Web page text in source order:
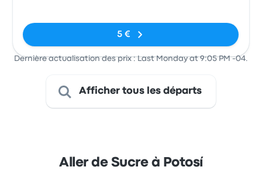
5 €
Dernière actualisation des prix : Last Monday at 9:05 PM -04.
Afficher tous les départs
Aller de Sucre à Potosí